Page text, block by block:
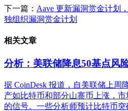
下一篇： Aave 更新漏洞赏金计划
独组织漏洞赏金计划
相关文章
分析：美联储降息50基点风
据 CoinDesk 报道，自美联储上周
产如比特币和部分山寨币上涨，
的信号。一些分析师预计比特币突